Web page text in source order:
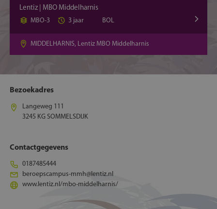
Bezoekadres
Langeweg 111
3245 KG SOMMELSDIJK
Contactgegevens
0187485444
beroepscampus-mmh@lentiz.nl
www.lentiz.nl/mbo-middelharnis/
Lentiz | MBO Middelharnis
MBO-3
3 jaar BOL
MIDDELHARNIS, Lentiz MBO Middelharnis